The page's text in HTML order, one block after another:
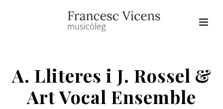
A. Lliteres i J. Rossel &
Art Vocal Ensemble